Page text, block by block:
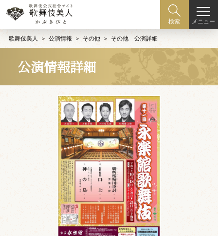
検索 メニュー
歌舞伎美人 公演情報 その他 その他 公演詳細
公演情報詳細